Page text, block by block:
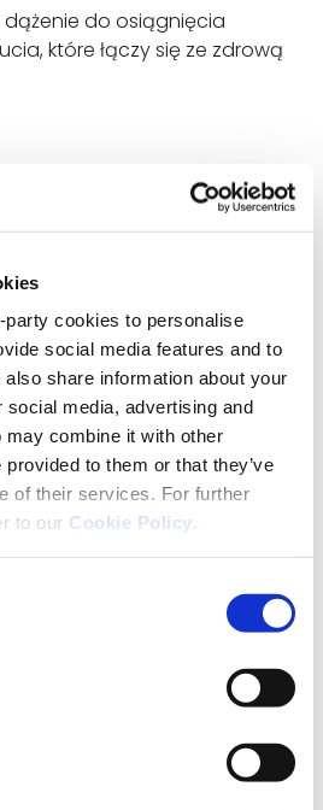
cookies to personalise
social media features and to
share information about your
social media, advertising and
combine it with other
provided to them or that they’ve
of their services. For further
to our Cookie Policy.
do osiągnięcia
które łączy się ze zdrową
dieta, zawierająca świeże
ryby będące źródłem
mięso pomaga
zapalnymi, które mogą
jest przestrzeganie diety
na rynku można
które zawierają
informacje.
unikanie palenia tytoniu,
spożycia fast foodów i picie
jeśli w ogóle.
pracę układu
i hormonalnego, a
masy ciała odciąża stawy. (6)
błonnika w diecie i picie